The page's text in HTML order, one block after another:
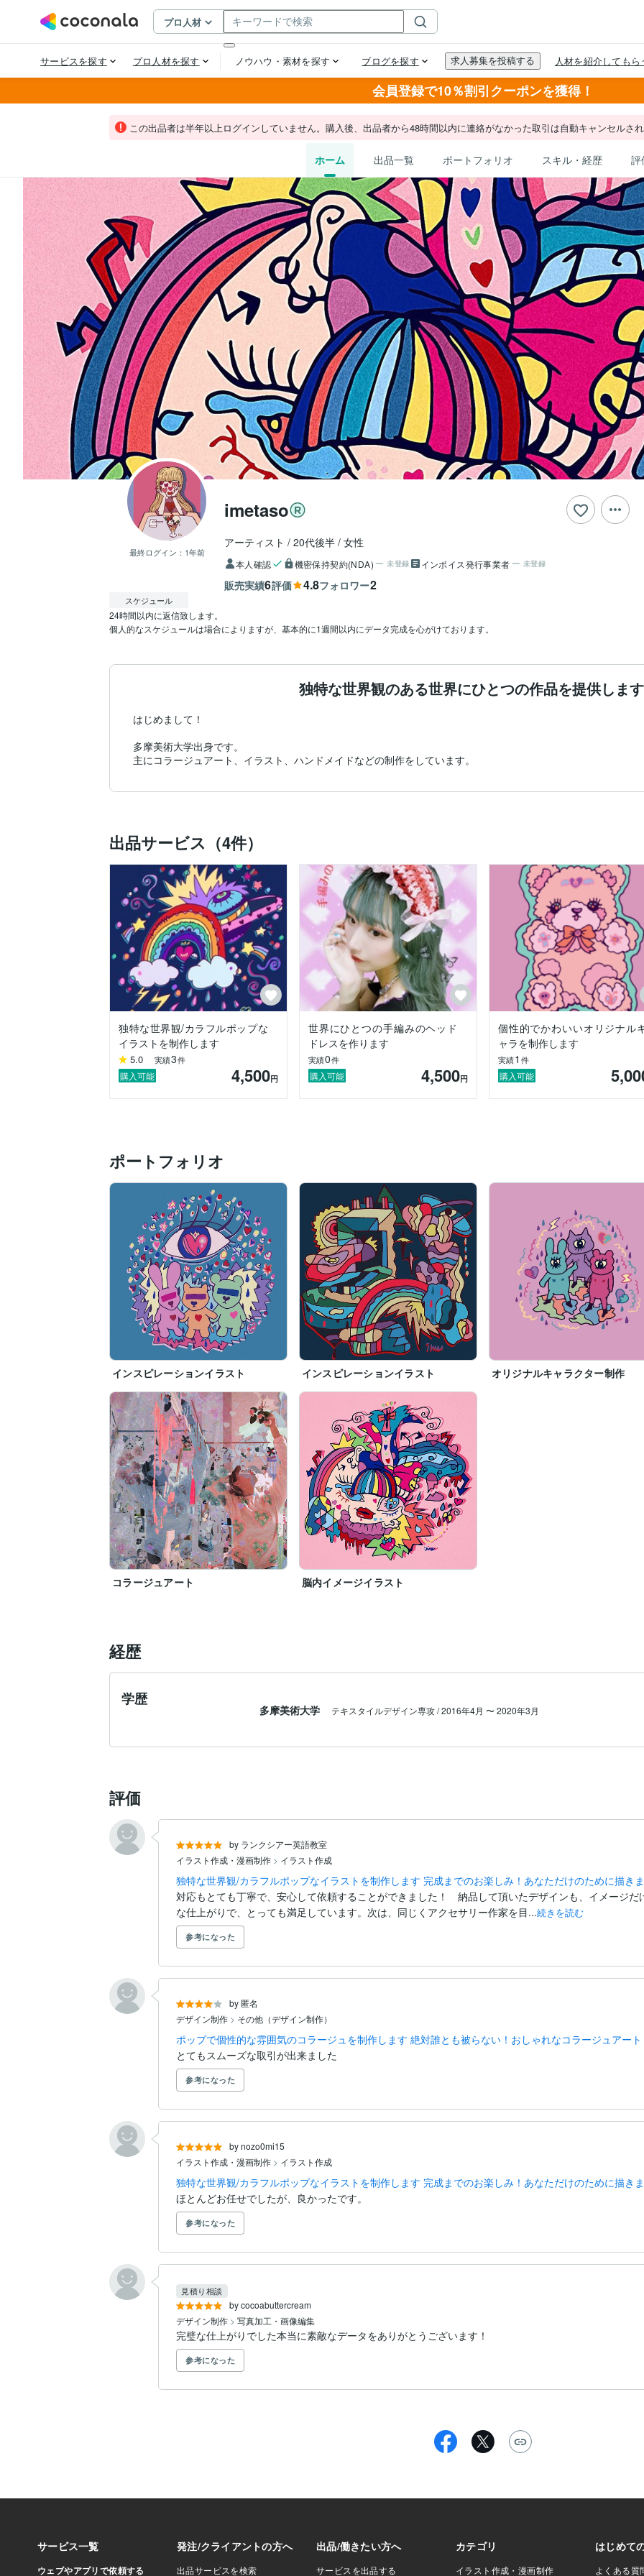
会員登録で10％割引クーポンを獲得！
この出品者は半年以上ログインしていません。購入後、出品者から48時間以内に連絡がなかった取引は自動キャンセルさ
ホーム 出品一覧 ポートフォリオ スキル・経歴 評
最終ログイン： 1年前
imetaso
アーティスト 20代後半 女性
本人確認 機密保持契約(NDA) 未登録 インボイス発行事業者 未登録
販売実績6評価 4.8フォロワー2
スケジュール
24時間以内に返信致します。
個人的なスケジュールは場合によりますが、基本的に1週間以内にデータ完成を心がけております。
独特な世界観のある世界にひとつの作品を提供しま
はじめまして！
多摩美術大学出身です。
主にコラージュアート、イラスト、ハンドメイドなどの制作をしています。
出品サービス（4件）
独特な世界観/カラフルポップな
イラストを制作します
5.0 実績3件
購入可能 4,500円
世界にひとつの手編みのヘッド
ドレスを作ります
実績0件
購入可能 4,500円
個性的でかわいいオリジナル
ャラを制作します
実績1 件
購入可能
ポートフォリオ
インスピレーションイラスト インスピレーションイラスト オリジナルキャラクター制作
コラージュアート 脳内イメージイラスト
経歴
学歴
多摩美術大学 テキスタイルデザイン専攻 / 2016年4月 〜 2020年3月
評価
by ランクシアー英語教室
イラスト作成・漫画制作 > イラスト作成
独特な世界観/カラフルポップなイラストを制作します 完成までのお楽しみ！あなただけのために描き
対応もとても丁寧で、安心して依頼することができました！　納品して頂いたデザインも、イメージ
な仕上がりで、とっても満足しています。次は、同じくアクセサリー作家を目...続きを読む
参考になった
by 匿名
デザイン制作 > その他（デザイン制作）
ポップで個性的な雰囲気のコラージュを制作します 絶対誰とも被らない！おしゃれなコラージュアート
とてもスムーズな取引が出来ました
参考になった
by nozo0mi15
イラスト作成・漫画制作 > イラスト作成
独特な世界観/カラフルポップなイラストを制作します 完成までのお楽しみ！あなただけのために描き
ほとんどお任せでしたが、良かったです。
参考になった
by cocoabuttercream
見積り相談
デザイン制作 > 写真加工・画像編集
完璧な仕上がりでした本当に素敵なデータをありがとうございます！
参考になった